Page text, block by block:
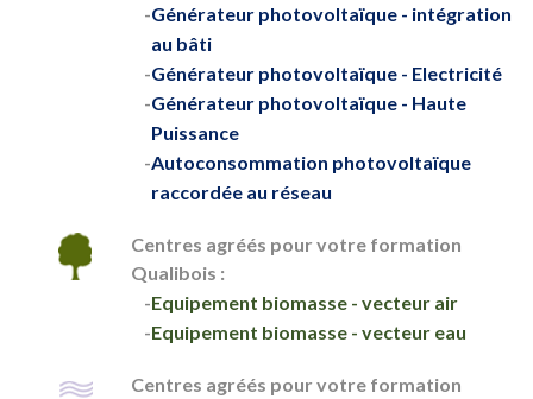
Générateur photovoltaïque - intégration
au bâti
Générateur photovoltaïque - Electricité
Générateur photovoltaïque - Haute
Puissance
Autoconsommation photovoltaïque
raccordée au réseau
Centres agréés pour votre formation
Qualibois :
Equipement biomasse - vecteur air
Equipement biomasse - vecteur eau
Centres agréés pour votre formation